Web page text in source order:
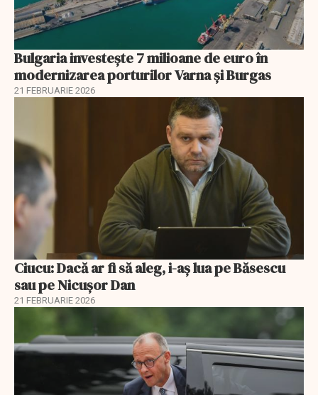
Bulgaria investește 7 milioane de euro în
modernizarea porturilor Varna și Burgas
21 FEBRUARIE 2026
Ciucu: Dacă ar fi să aleg, i-aș lua pe Băsescu
sau pe Nicușor Dan
21 FEBRUARIE 2026